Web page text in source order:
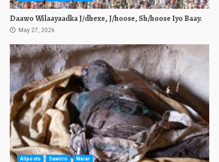
Daawo Wilaayaadka J/dhexe, J/hoose, Sh/hoose Iyo Baay.
May 27, 2026
Allposts Sawirro Warar